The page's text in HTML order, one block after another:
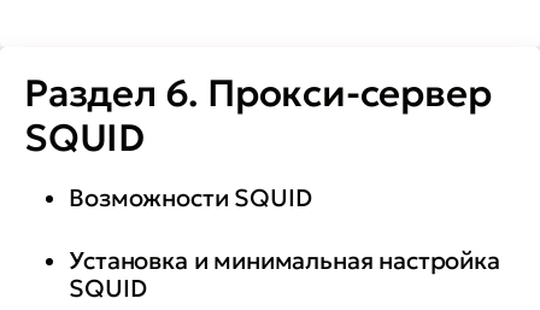
Раздел 6. Прокси-сервер
SQUID
Возможности SQUID
Установка и минимальная настройка
SQUID